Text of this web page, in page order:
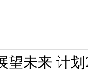
望未来 计